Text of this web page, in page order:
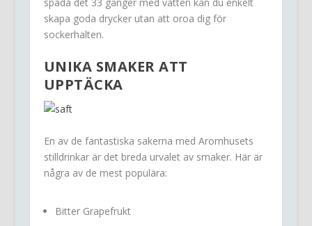
skapa goda drycker utan att oroa dig för
sockerhalten.
UNIKA SMAKER ATT
UPPTÄCKA
En av de fantastiska sakerna med Aromhusets
stilldrinkar är det breda urvalet av smaker. Här är
några av de mest populära:
Bitter Grapefrukt